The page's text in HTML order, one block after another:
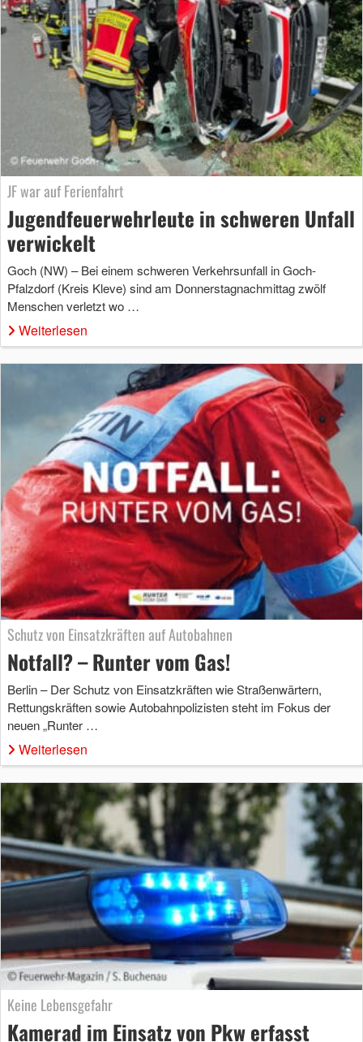
JF war auf Ferienfahrt
Jugendfeuerwehrleute in schweren Unfall
verwickelt
Goch (NW) – Bei einem schweren Verkehrsunfall in Goch-
Pfalzdorf (Kreis Kleve) sind am Donnerstagnachmittag zwölf
Menschen verletzt wo …
Weiterlesen
Schutz von Einsatzkräften auf Autobahnen
Notfall? – Runter vom Gas!
Berlin – Der Schutz von Einsatzkräften wie Straßenwärtern,
Rettungskräften sowie Autobahnpolizisten steht im Fokus der
neuen „Runter …
Weiterlesen
Keine Lebensgefahr
Kamerad im Einsatz von Pkw erfasst